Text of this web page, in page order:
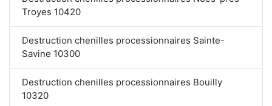
Troyes 10420
Destruction chenilles processionnaires Sainte-
Savine 10300
Destruction chenilles processionnaires Bouilly
10320